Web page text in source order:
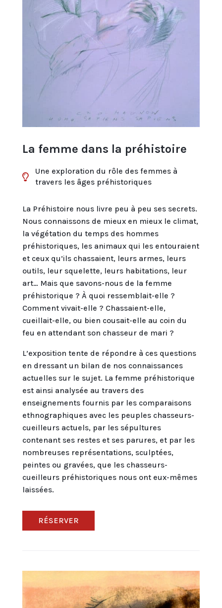
La femme dans la préhistoire

Une exploration du rôle des femmes à
travers les âges préhistoriques
La Préhistoire nous livre peu à peu ses secrets.
Nous connaissons de mieux en mieux le climat,
la végétation du temps des hommes
préhistoriques, les animaux qui les entouraient
et ceux qu’ils chassaient, leurs armes, leurs
outils, leur squelette, leurs habitations, leur
art… Mais que savons-nous de la femme
préhistorique ? À quoi ressemblait-elle ?
Comment vivait-elle ? Chassaient-elle,
cueillait-elle, ou bien cousait-elle au coin du
feu en attendant son chasseur de mari ?
L’exposition tente de répondre à ces questions
en dressant un bilan de nos connaissances
actuelles sur le sujet. La femme préhistorique
est ainsi analysée au travers des
enseignements fournis par les comparaisons
ethnographiques avec les peuples chasseurs-
cueilleurs actuels, par les sépultures
contenant ses restes et ses parures, et par les
nombreuses représentations, sculptées,
peintes ou gravées, que les chasseurs-
cueilleurs préhistoriques nous ont eux-mêmes
laissées.
RÉSERVER